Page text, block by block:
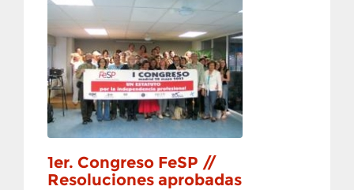
1er. Congreso FeSP //
Resoluciones aprobadas